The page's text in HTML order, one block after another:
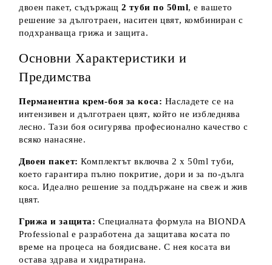
двоен пакет, съдържащ2 туби по 50ml, е вашето
решение за дълготраен, наситен цвят, комбиниран с
подхранваща грижа и защита.
Основни Характеристики и
Предимства
Перманентна крем-боя за коса: Насладете се на
интензивен и дълготраен цвят, който не избледнява
лесно. Тази боя осигурява професионално качество с
всяко нанасяне.
Двоен пакет: Комплектът включва 2 x 50ml туби,
което гарантира пълно покритие, дори и за по-дълга
коса. Идеално решение за поддържане на свеж и жив
цвят.
Грижа и защита: Специалната формула на BIONDA
Professional е разработена да защитава косата по
време на процеса на боядисване. С нея косата ви
остава здрава и хидратирана.